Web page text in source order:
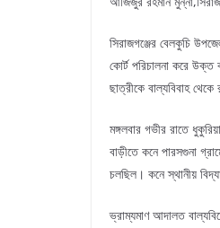
সিরাজগঞ্জের বেলকুচি
কোর্ট পরিচালনা করে উক্ত
ছাত্রীকে বাল্যবিবাহ থেকে
মঙ্গলবার গভীর রাতে
বাড়ীতে কনে পারসগুনা
চলছিল। কনে স্থানীয়
ভ্রাম্যমাণ আদালত